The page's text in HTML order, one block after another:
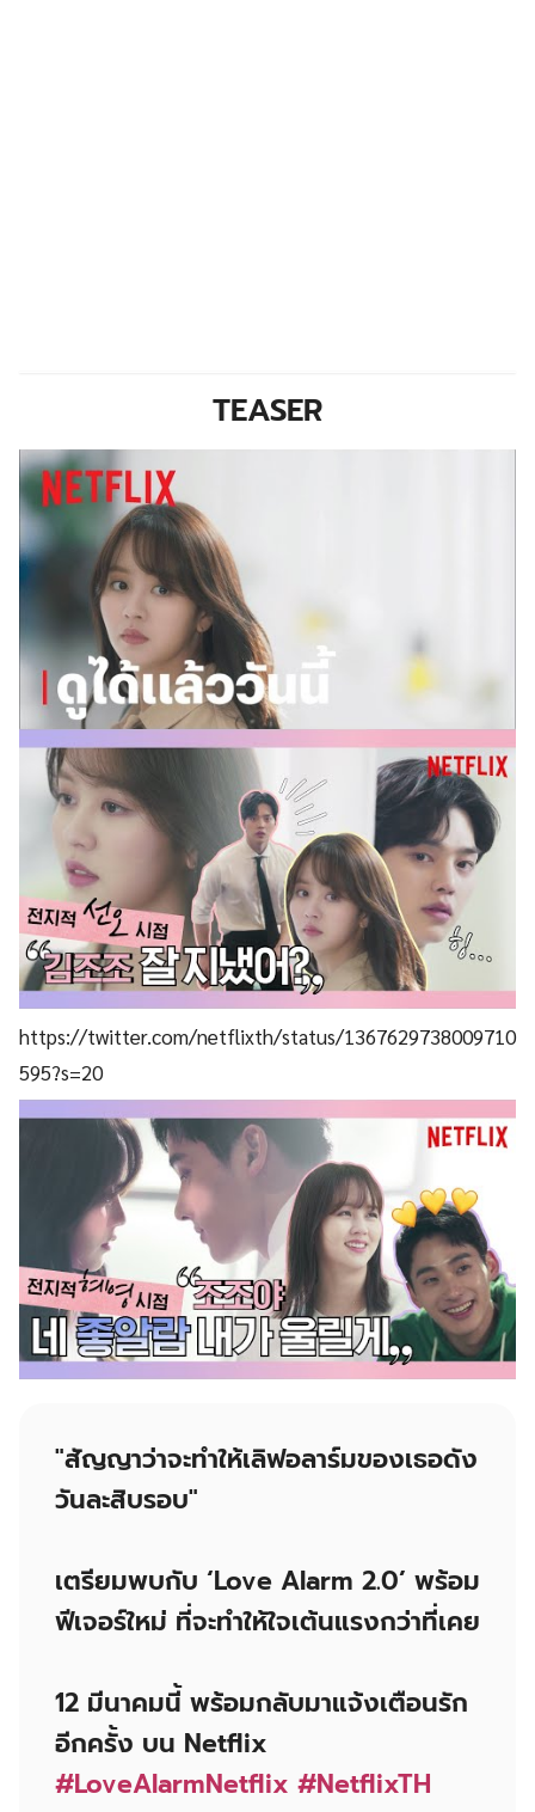
TEASER
https://twitter.com/netflixth/status/1367629738009710
595?s=20
"สัญญาว่าจะทำให้เลิฟอลาร์มของเธอดัง
วันละสิบรอบ"
เตรียมพบกับ ‘Love Alarm 2.0’ พร้อม
ฟีเจอร์ใหม่ ที่จะทำให้ใจเต้นแรงกว่าที่เคย
12 มีนาคมนี้ พร้อมกลับมาแจ้งเตือนรัก
อีกครั้ง บน Netflix
#LoveAlarmNetflix #NetflixTH